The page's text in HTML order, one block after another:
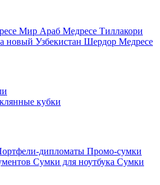
Мир Араб Медресе Тиллакори
новый Узбекистан Шердор Медресе
кубки
дипломаты Промо-сумки
Сумки для ноутбука Сумки